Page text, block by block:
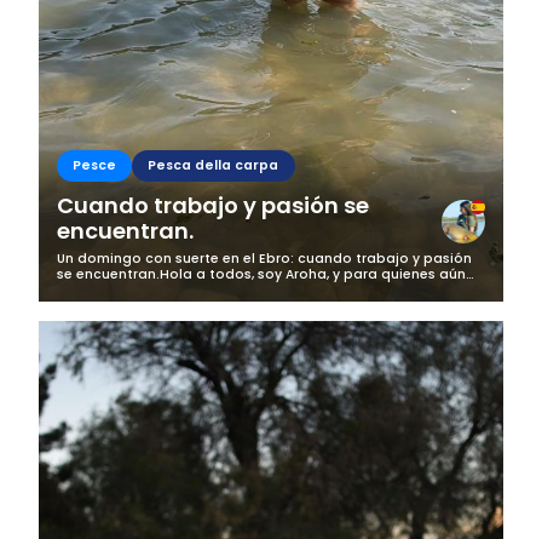
Pesce Pesca della carpa
Cuando trabajo y pasión se
encuentran.
Un domingo con suerte en el Ebro: cuando trabajo y pasión
se encuentran.Hola a todos, soy Aroha, y para quienes aún
para marcas y proyectos...